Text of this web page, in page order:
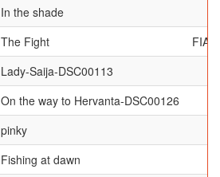
In the shade
The Fight
Lady-Saija-DSC00113
On the way to Hervanta-DSC00126
pinky
Fishing at dawn